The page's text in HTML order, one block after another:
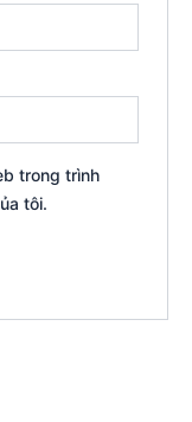
trong trình
tôi.